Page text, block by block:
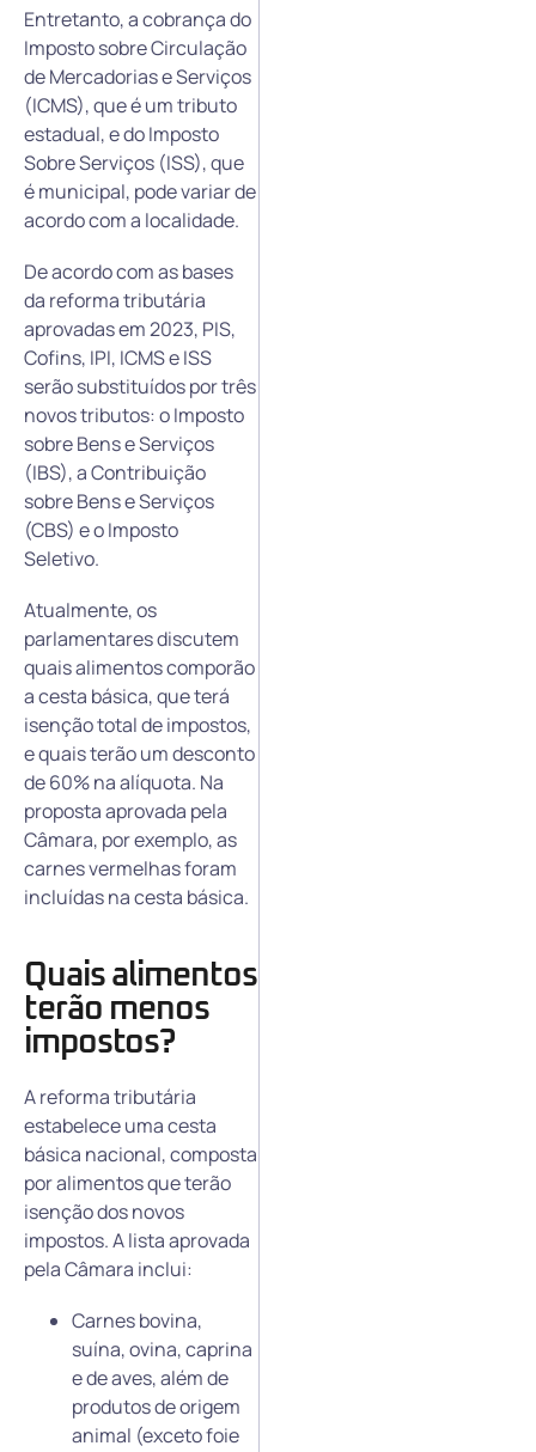
Entretanto, a cobrança do
Imposto sobre Circulação
de Mercadorias e Serviços
(ICMS), que é um tributo
estadual, e do Imposto
Sobre Serviços (ISS), que
é municipal, pode variar de
acordo com a localidade.
De acordo com as bases
da reforma tributária
aprovadas em 2023, PIS,
Cofins, IPI, ICMS e ISS
serão substituídos por três
novos tributos: o Imposto
sobre Bens e Serviços
(IBS), a Contribuição
sobre Bens e Serviços
(CBS) e o Imposto
Seletivo.
Atualmente, os
parlamentares discutem
quais alimentos comporão
a cesta básica, que terá
isenção total de impostos,
e quais terão um desconto
de 60% na alíquota. Na
proposta aprovada pela
Câmara, por exemplo, as
carnes vermelhas foram
incluídas na cesta básica.
Quais alimentos
terão menos
impostos?
A reforma tributária
estabelece uma cesta
básica nacional, composta
por alimentos que terão
isenção dos novos
impostos. A lista aprovada
pela Câmara inclui:
Carnes bovina,
suína, ovina, caprina
e de aves, além de
produtos de origem
animal (exceto foie